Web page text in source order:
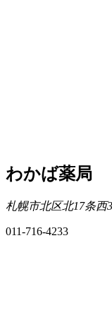
わかば薬局
札幌市北区北17条西
011-716-4233